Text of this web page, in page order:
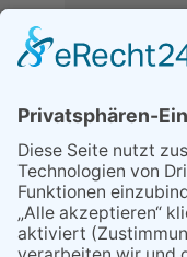
21.04.2026
11.03.2026